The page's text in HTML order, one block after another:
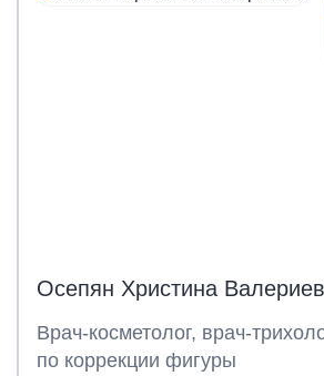
Осепян Христина
Врач-косметолог, врач-
по коррекции фигуры